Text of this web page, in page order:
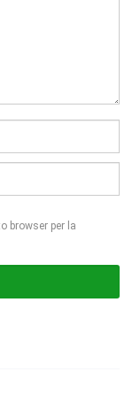
browser per la